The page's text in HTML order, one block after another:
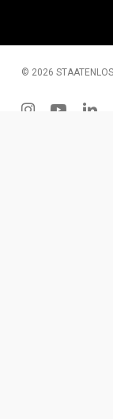
© 2026 STAATENLOS
instagramyoutube